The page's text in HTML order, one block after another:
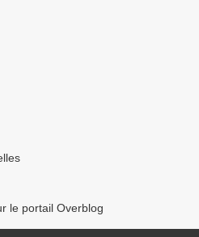
le portail Overblog